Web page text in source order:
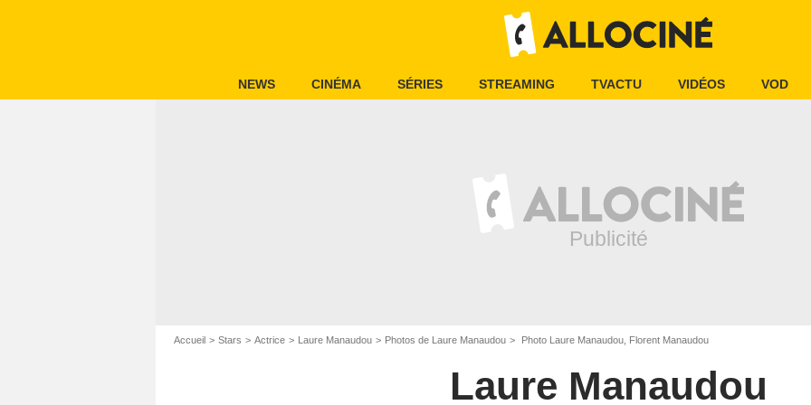
NEWS CINÉMA SÉRIES STREAMING TVACTU VIDÉOS VOD
Accueil Stars Actrice Laure Manaudou Photos de Laure Manaudou Photo Laure Manaudou, Florent Manaudou
Laure Manaudou